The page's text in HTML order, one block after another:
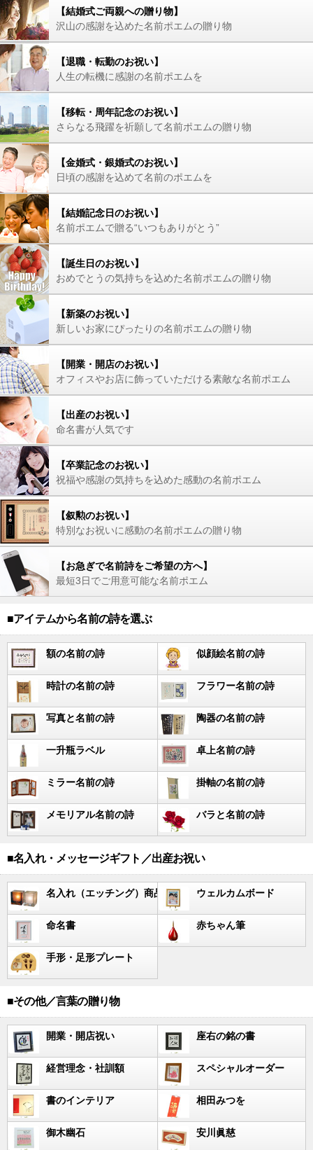
【結婚式ご両親への贈り物】
沢山の感謝を込めた名前ポエムの贈り物
【退職・転勤のお祝い】
人生の転機に感謝の名前ポエムを
【移転・周年記念のお祝い】
さらなる飛躍を祈願して名前ポエムの贈り物
【金婚式・銀婚式のお祝い】
日頃の感謝を込めて名前のポエムを
【結婚記念日のお祝い】
名前ポエムで贈る“いつもありがとう”
【誕生日のお祝い】
おめでとうの気持ちを込めた名前ポエムの贈り物
【新築のお祝い】
新しいお家にぴったりの名前ポエムの贈り物
【開業・開店のお祝い】
オフィスやお店に飾っていただける素敵な名前ポエム
【出産のお祝い】
命名書が人気です
【卒業記念のお祝い】
祝福や感謝の気持ちを込めた感動の名前ポエム
【叙勲のお祝い】
特別なお祝いに感動の名前ポエムの贈り物
【お急ぎで名前詩をご希望の方へ】
最短3日でご用意可能な名前ポエム
■アイテムから名前の詩を選ぶ
額の名前の詩 似顔絵名前の詩
時計の名前の詩 フラワー名前の詩
写真と名前の詩 陶器の名前の詩
一升瓶ラベル 卓上名前の詩
ミラー名前の詩 掛軸の名前の詩
メモリアル名前の詩 バラと名前の詩
■名入れ・メッセージギフト／出産お祝い
名入れ（エッチング）商品 ウェルカムボード
命名書 赤ちゃん筆
手形・足形プレート
■その他／言葉の贈り物
開業・開店祝い 座右の銘の書
経営理念・社訓額 スペシャルオーダー
書のインテリア 相田みつを
御木幽石 安川眞慈